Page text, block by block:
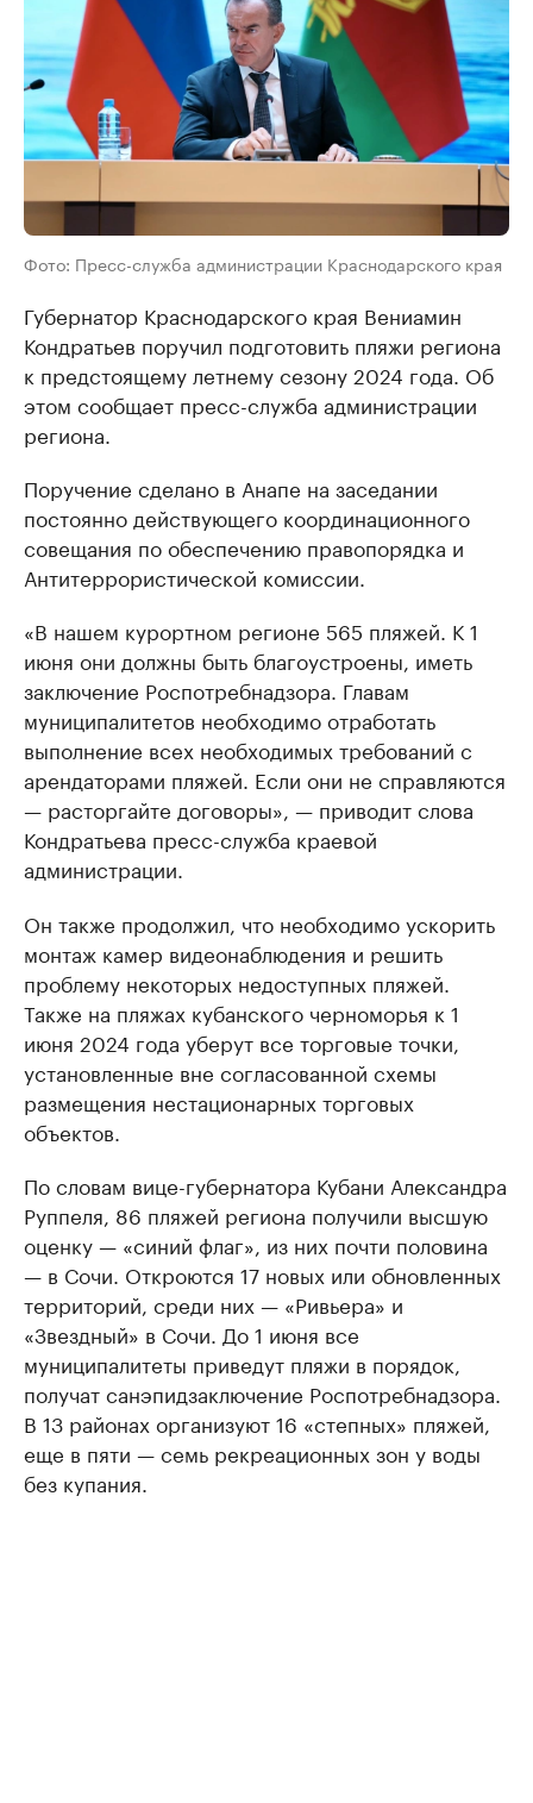
Фото: Пресс-служба администрации Краснодарского края
Губернатор Краснодарского края Вениамин
Кондратьев поручил подготовить пляжи региона
к предстоящему летнему сезону 2024 года. Об
этом сообщает пресс-служба администрации
региона.
Поручение сделано в Анапе на заседании
постоянно действующего координационного
совещания по обеспечению правопорядка и
Антитеррористической комиссии.
«В нашем курортном регионе 565 пляжей. К 1
июня они должны быть благоустроены, иметь
заключение Роспотребнадзора. Главам
муниципалитетов необходимо отработать
выполнение всех необходимых требований с
арендаторами пляжей. Если они не справляются
— расторгайте договоры», — приводит слова
Кондратьева пресс-служба краевой
администрации.
Он также продолжил, что необходимо ускорить
монтаж камер видеонаблюдения и решить
проблему некоторых недоступных пляжей.
Также на пляжах кубанского черноморья к 1
июня 2024 года уберут все торговые точки,
установленные вне согласованной схемы
размещения нестационарных торговых
объектов.
По словам вице-губернатора Кубани Александра
Руппеля, 86 пляжей региона получили высшую
оценку — «синий флаг», из них почти половина
— в Сочи. Откроются 17 новых или обновленных
территорий, среди них — «Ривьера» и
«Звездный» в Сочи. До 1 июня все
муниципалитеты приведут пляжи в порядок,
получат санэпидзаключение Роспотребнадзора.
В 13 районах организуют 16 «степных» пляжей,
еще в пяти — семь рекреационных зон у воды
без купания.